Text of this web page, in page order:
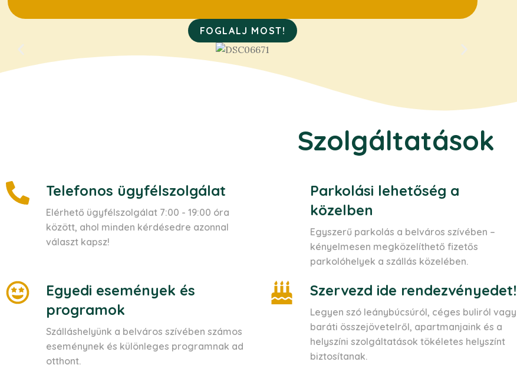
FOGLALJ MOST!
Szolgáltatások
Telefonos ügyfélszolgálat
Elérhető ügyfélszolgálat 7:00 - 19:00 óra
között, ahol minden kérdésedre azonnal
választ kapsz!
Parkolási lehetőség a
közelben
Egyszerű parkolás a belváros szívében –
kényelmesen megközelíthető fizetős
parkolóhelyek a szállás közelében.
Egyedi események és
programok
Szálláshelyünk a belváros szívében számos
eseménynek és különleges programnak ad
otthont.
Szervezd ide rendezvényedet!
Legyen szó leánybúcsúról, céges buliról vagy
baráti összejövetelről, apartmanjaink és a
helyszíni szolgáltatások tökéletes helyszínt
biztosítanak.